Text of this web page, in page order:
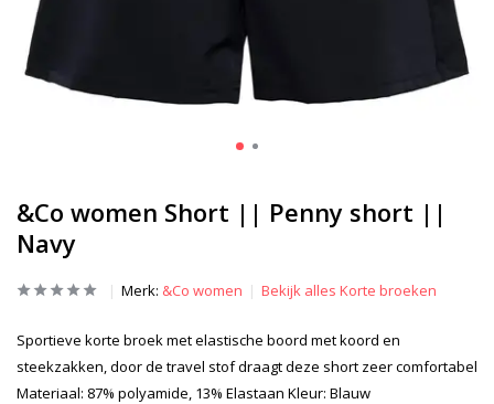
&Co women Short || Penny short ||
Navy
Merk: &Co women Bekijk alles Korte broeken
Sportieve korte broek met elastische boord met koord en
steekzakken, door de travel stof draagt deze short zeer comfortabel
Materiaal: 87% polyamide, 13% Elastaan Kleur: Blauw